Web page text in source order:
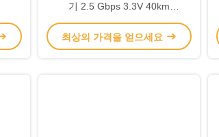
기 2.5 Gbps 3.3V 40km
1550nm/1310nm
최상의 가격을 얻으세요